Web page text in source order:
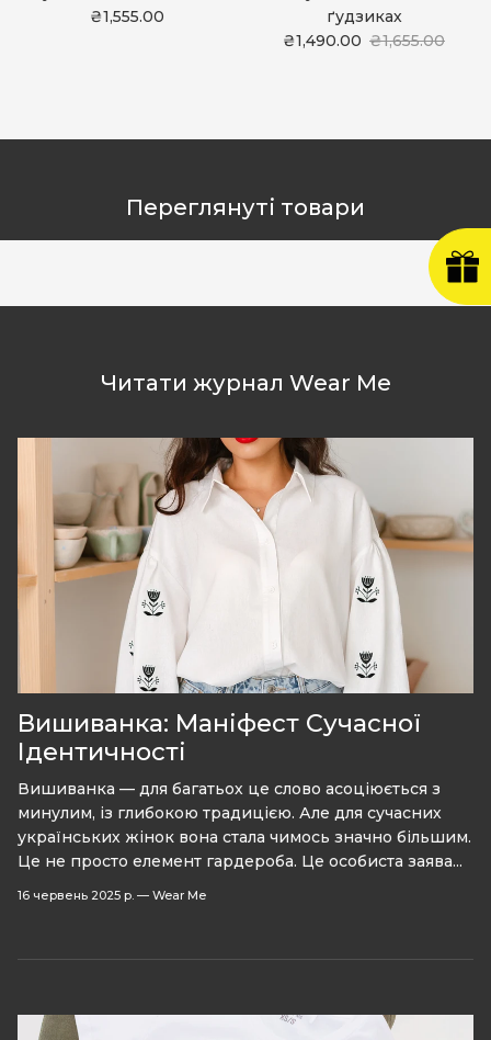
₴1,555.00
ґудзиках
₴1,490.00 ₴1,655.00
Переглянуті товари
Читати журнал Wear Me
Вишиванка: Маніфест Сучасної
Ідентичності
Вишиванка — для багатьох це слово асоціюється з
минулим, із глибокою традицією. Але для сучасних
українських жінок вона стала чимось значно більшим.
Це не просто елемент гардероба. Це особиста заява...
16 червень 2025 р. — Wear Me